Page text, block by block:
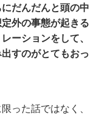
だんだんと頭の中
外の事態が起きる
ーションをして、
すのがとてもおっ
った話ではなく、